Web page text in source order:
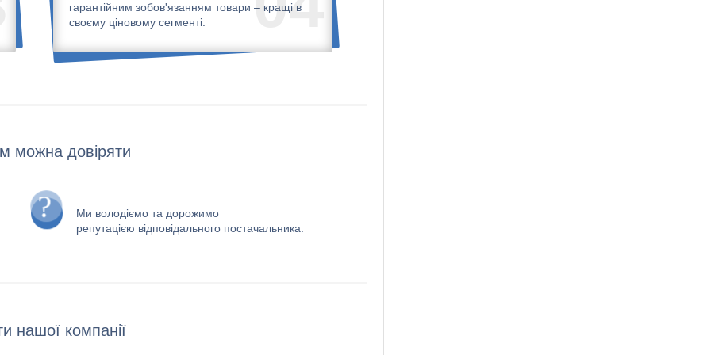
гарантійним зобов'язанням товари – кращі в
своєму ціновому сегменті.
можна довіряти
Ми володіємо та дорожимо
репутацією відповідального постачальника.
нашої компанії